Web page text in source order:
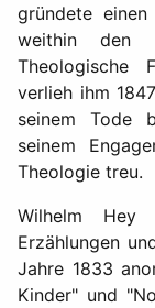
gründete
weithin den
Theologische
verlieh ihm
seinem Tode
seinem
Theologie treu.
Wilhelm Hey
Erzählungen
Jahre 1833
Kinder" und